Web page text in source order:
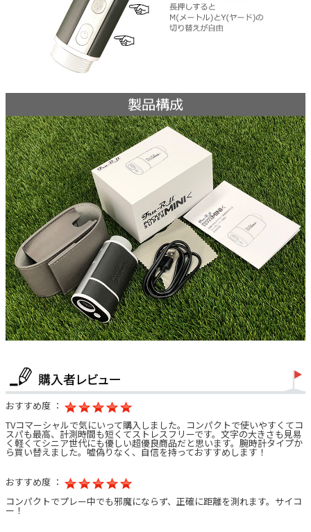
おすすめ度 ：
TVコマーシャルで気にいって購入しました。コンパクトで使いやすくてコ
スパも最高、計測時間も短くてストレスフリーです。文字の大きさも見易
く軽くてシニア世代にも優しい超優良商品だと思います。腕時計タイプか
ら買い替えました。嘘偽りなく、自信を持っておすすめします！
おすすめ度 ：
コンパクトでプレー中でも邪魔にならず、正確に距離を測れます。サイコ
ー！